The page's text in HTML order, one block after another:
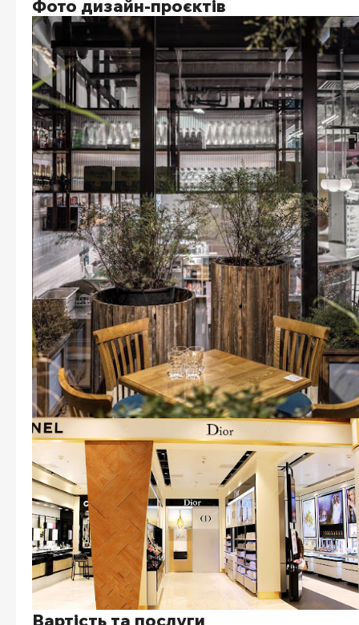
Фото дизайн-проєктів
Вартість та послуги